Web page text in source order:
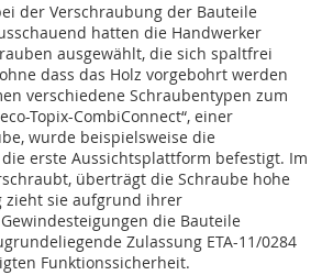
der Verschraubung der Bauteile
hatten die Handwerker
ausgewählt, die sich spaltfrei
dass das Holz vorgebohrt werden
verschiedene Schraubentypen zum
Topix-CombiConnect“, einer
wurde beispielsweise die
erste Aussichtsplattform befestigt. Im
überträgt die Schraube hohe
zieht sie aufgrund ihrer
die Bauteile
Zulassung ETA-11/0284
Funktionssicherheit.